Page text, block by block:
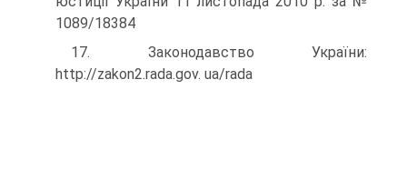
1089/18384
17. Законодавство України:
http://zakon2.rada.gov. ua/rada